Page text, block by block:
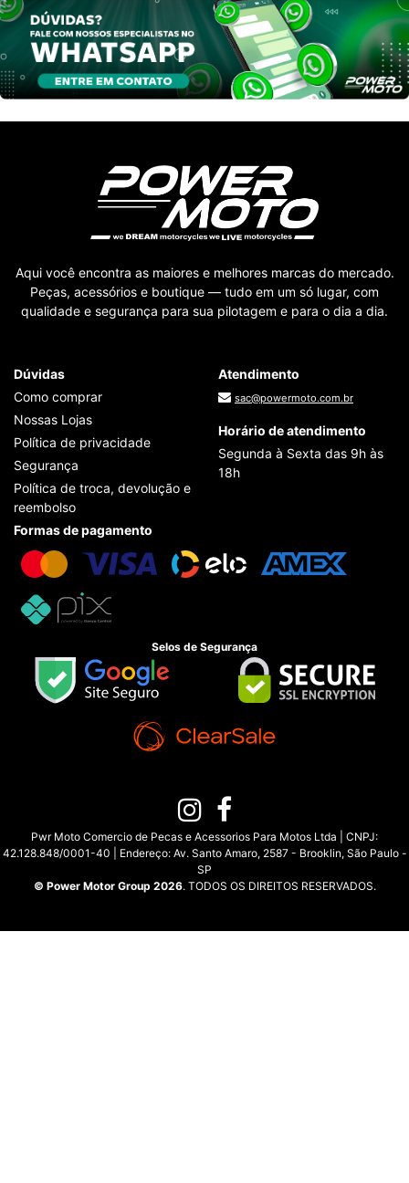
Aqui você encontra as maiores e melhores marcas do mercado.
Peças, acessórios e boutique — tudo em um só lugar, com
qualidade e segurança para sua pilotagem e para o dia a dia.
Dúvidas
Como comprar
Nossas Lojas
Política de privacidade
Segurança
Política de troca, devolução e
reembolso
Atendimento
sac@powermoto.com.br
Horário de atendimento
Segunda à Sexta das 9h às
18h
Formas de pagamento
Selos de Segurança
Pwr Moto Comercio de Pecas e Acessorios Para Motos Ltda | CNPJ:
42.128.848/0001-40 | Endereço: Av. Santo Amaro, 2587 - Brooklin, São Paulo -
SP
© Power Motor Group 2026. TODOS OS DIREITOS RESERVADOS.